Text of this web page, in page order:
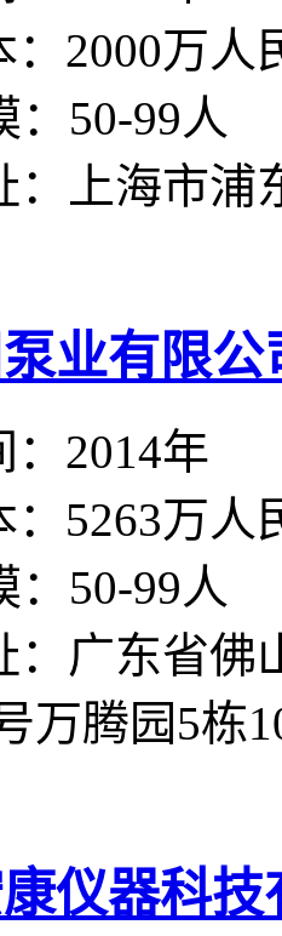
：2000万人
：50-99人
：上海市浦
业有限公
：2014年
：5263万人
：50-99人
：广东省佛
万腾园5栋
仪器科技